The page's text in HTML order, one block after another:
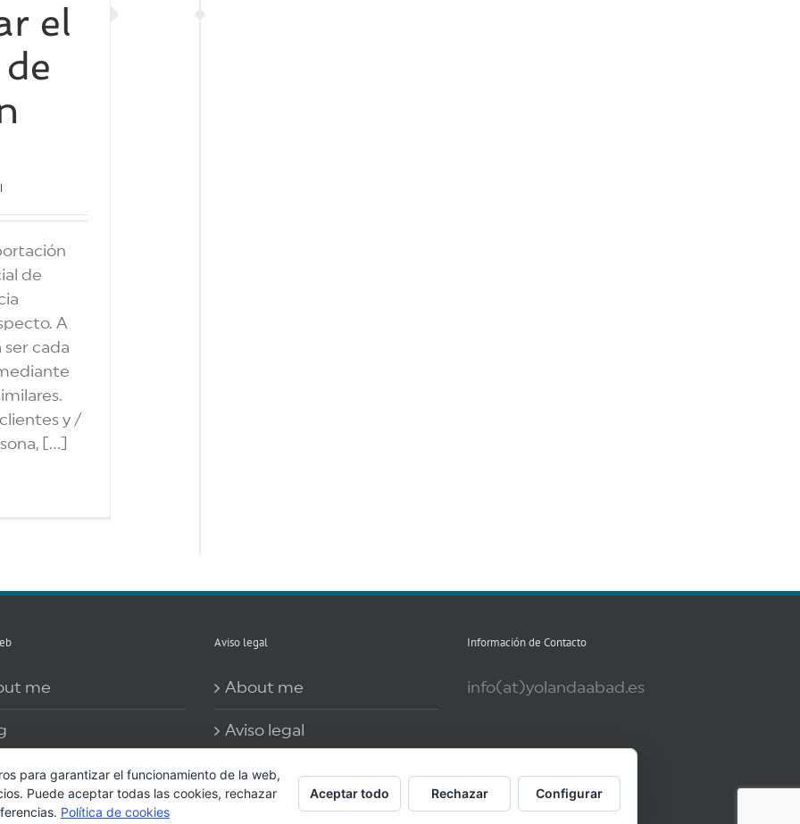
el
de
A
cada
y /
[...]
me
información sobre las
Aviso legal
About me
Aviso legal
Contacto
Más información sobre las
Información de Contacto
info(at)yolandaabad.es
Mis Redes sociales
para garantizar el funcionamiento de la web,
Puede aceptar todas las cookies, rechazar
Política de cookies
Aceptar todo Rechazar Configurar